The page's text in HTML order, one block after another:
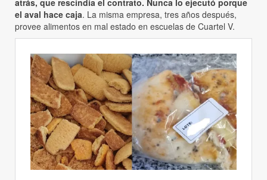
atrás, que rescindía el contrato. Nunca lo ejecutó porque
el aval hace caja. La misma empresa, tres años después,
provee alimentos en mal estado en escuelas de Cuartel V.